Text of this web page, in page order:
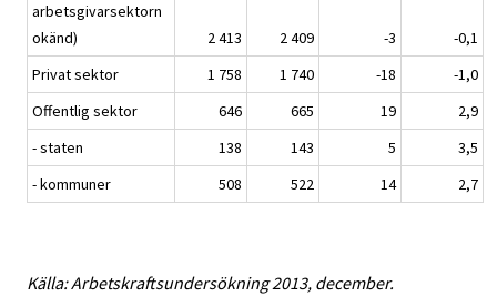
arbetsgivarsektorn
okänd)
2 413 2 409 -3
-0,1
Privat sektor
1 758 1 740 -18
-1,0
Offentlig sektor
646 665 19
2,9
- staten
138 143 5
3,5
- kommuner
508 522 14 2,7
Källa: Arbetskraftsundersökning 2013, december.